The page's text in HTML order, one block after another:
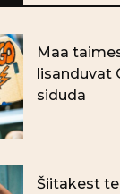
Maa
lisanduvat
siduda
Šiitakest